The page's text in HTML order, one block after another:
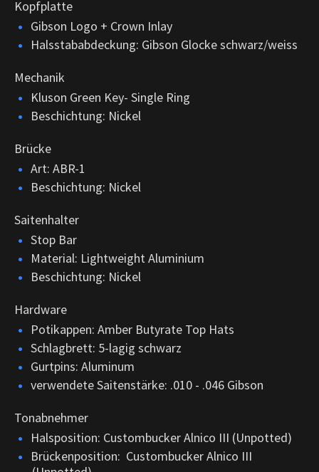
Kopfplatte
Gibson Logo + Crown Inlay
Halsstababdeckung: Gibson Glocke schwarz/weiss
Mechanik
Kluson Green Key- Single Ring
Beschichtung: Nickel
Brücke
Art: ABR-1
Beschichtung: Nickel
Saitenhalter
Stop Bar
Material: Lightweight Aluminium
Beschichtung: Nickel
Hardware
Potikappen: Amber Butyrate Top Hats
Schlagbrett: 5-lagig schwarz
Gurtpins: Aluminum
verwendete Saitenstärke: .010 - .046 Gibson
Tonabnehmer
Halsposition: Custombucker Alnico III (Unpotted)
Brückenposition: Custombucker Alnico III